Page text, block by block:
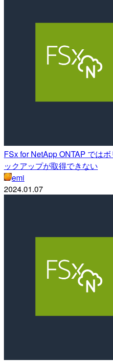
FSx for NetApp ONTAP では
ックアップが取得できない
emi
2024.01.07